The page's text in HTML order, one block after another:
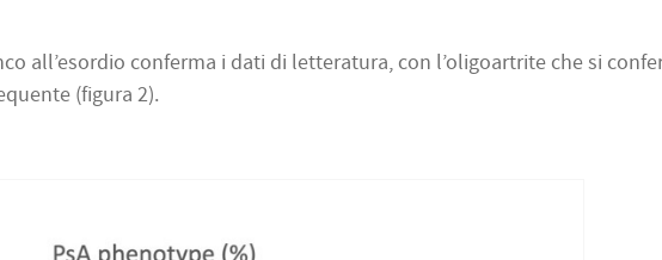
all’esordio conferma i dati di letteratura, con l’oligoartrite che si
(figura 2).